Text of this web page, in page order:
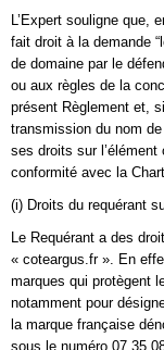
L’Expert souligne que,
fait droit à la demande
de domaine par le
ou aux règles de la
présent Règlement et,
transmission du nom
ses droits sur
conformité avec la
(i) Droits du requérant
Le Requérant a des
« coteargus.fr ». En
marques qui protègent
notamment pour
la marque française
sous le numéro 07 35